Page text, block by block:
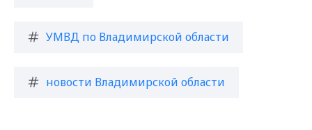
УМВД по Владимирской области
новости Владимирской области